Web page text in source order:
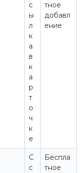
с
ы
л
к
а
в
к
а
р
т
о
ч
к
е
тное
добавл
ение
С
с
Беспла
тное